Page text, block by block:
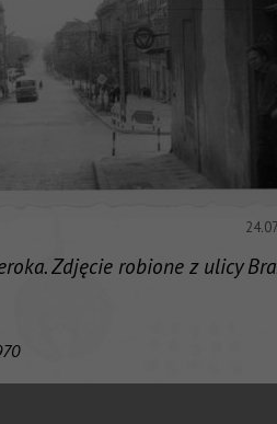
Zdjęcie robione z ulicy